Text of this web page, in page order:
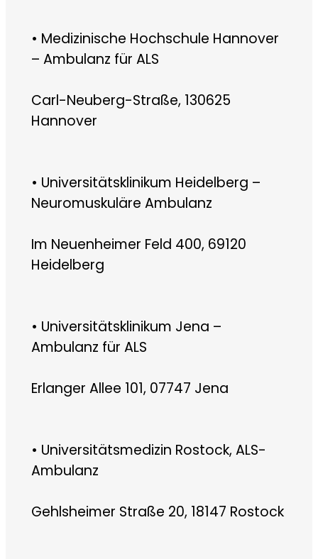
• Medizinische Hochschule Hannover
– Ambulanz für ALS
Carl-Neuberg-Straße, 130625
Hannover
• Universitätsklinikum Heidelberg –
Neuromuskuläre Ambulanz
Im Neuenheimer Feld 400, 69120
Heidelberg
• Universitätsklinikum Jena –
Ambulanz für ALS
Erlanger Allee 101, 07747 Jena
• Universitätsmedizin Rostock, ALS-
Ambulanz
Gehlsheimer Straße 20, 18147 Rostock